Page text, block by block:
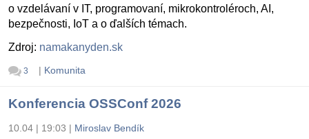
o vzdelávaní v IT, programovaní, mikrokontroléroch, AI,
bezpečnosti, IoT a o ďalších témach.
Zdroj: namakanyden.sk
3 | Komunita
Konferencia OSSConf 2026
10.04 | 19:03 | Miroslav Bendík